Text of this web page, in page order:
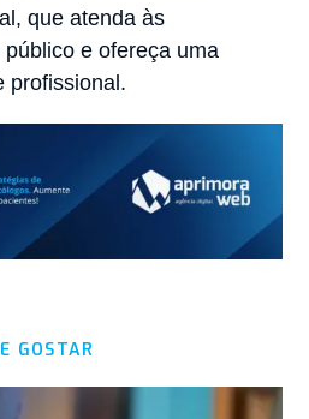
que atenda às
e ofereça uma
profissional.
GOSTAR